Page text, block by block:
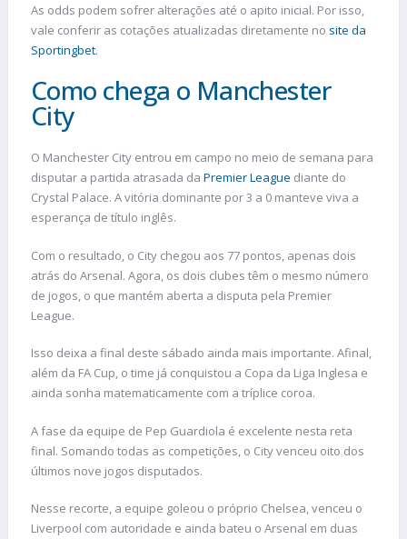
As odds podem sofrer alterações até o apito inicial. Por isso,
vale conferir as cotações atualizadas diretamente no site da
Sportingbet.
Como chega o Manchester
City
O Manchester City entrou em campo no meio de semana para
disputar a partida atrasada da Premier League diante do
Crystal Palace. A vitória dominante por 3 a 0 manteve viva a
esperança de título inglês.
Com o resultado, o City chegou aos 77 pontos, apenas dois
atrás do Arsenal. Agora, os dois clubes têm o mesmo número
de jogos, o que mantém aberta a disputa pela Premier
League.
Isso deixa a final deste sábado ainda mais importante. Afinal,
além da FA Cup, o time já conquistou a Copa da Liga Inglesa e
ainda sonha matematicamente com a tríplice coroa.
A fase da equipe de Pep Guardiola é excelente nesta reta
final. Somando todas as competições, o City venceu oito dos
últimos nove jogos disputados.
Nesse recorte, a equipe goleou o próprio Chelsea, venceu o
Liverpool com autoridade e ainda bateu o Arsenal em duas